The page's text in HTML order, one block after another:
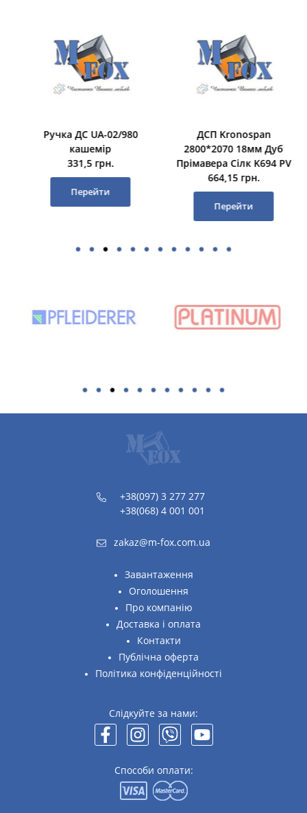
Ручка ДС UA-02/980
кашемір
331,5 грн.
Перейти
ДСП Kronospan
2800*2070 18мм Дуб
Прімавера Сілк K694 PV
664,15 грн.
Перейти
+38(097) 3 277 277
+38(068) 4 001 001
zakaz@m-fox.com.ua
Завантаження
Оголошення
Про компанію
Доставка і оплата
Контакти
Публічна оферта
Політика конфіденційності
Слідкуйте за нами:
Способи оплати: